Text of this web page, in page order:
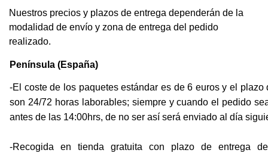
Nuestros precios y plazos de entrega dependerán de la
modalidad de envío y zona de entrega del pedido
realizado.
Península (España)
-El coste de los paquetes estándar es de 6 euros y el plazo
son 24/72 horas laborables; siempre y cuando el pedido
antes de las 14:00hrs, de no ser así será enviado al día
-Recogida en tienda gratuita con plazo de entrega